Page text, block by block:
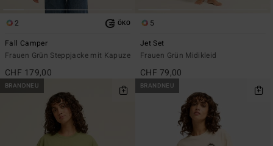
2 ÖKO
Fall Camper
Frauen Grün Steppjacke mit Kapuze
CHF 179,00
5
Jet Set
Frauen Grün Midikleid
CHF 79,00
BRANDNEU BRANDNEU